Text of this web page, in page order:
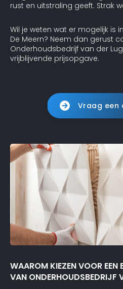
rust en uitstraling geeft. Strak
Wil je weten wat er mogelijk is
De Meern? Neem dan gerust
Onderhoudsbedrijf van der
vrijblijvende prijsopgave.
Vraag een
WAAROM KIEZEN VOOR EEN
VAN ONDERHOUDSBEDRIJF